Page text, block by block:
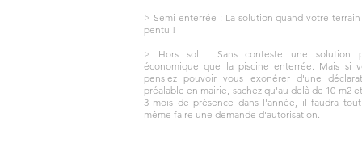
> Semi-enterrée : La solution quand votre
pentu !
> Hors sol : Sans conteste une solution
économique que la piscine enterrée. Mais si
pensiez pouvoir vous exonérer d'une
préalable en mairie, sachez qu'au delà de 10 m2
3 mois de présence dans l'année, il faudra
même faire une demande d'autorisation.